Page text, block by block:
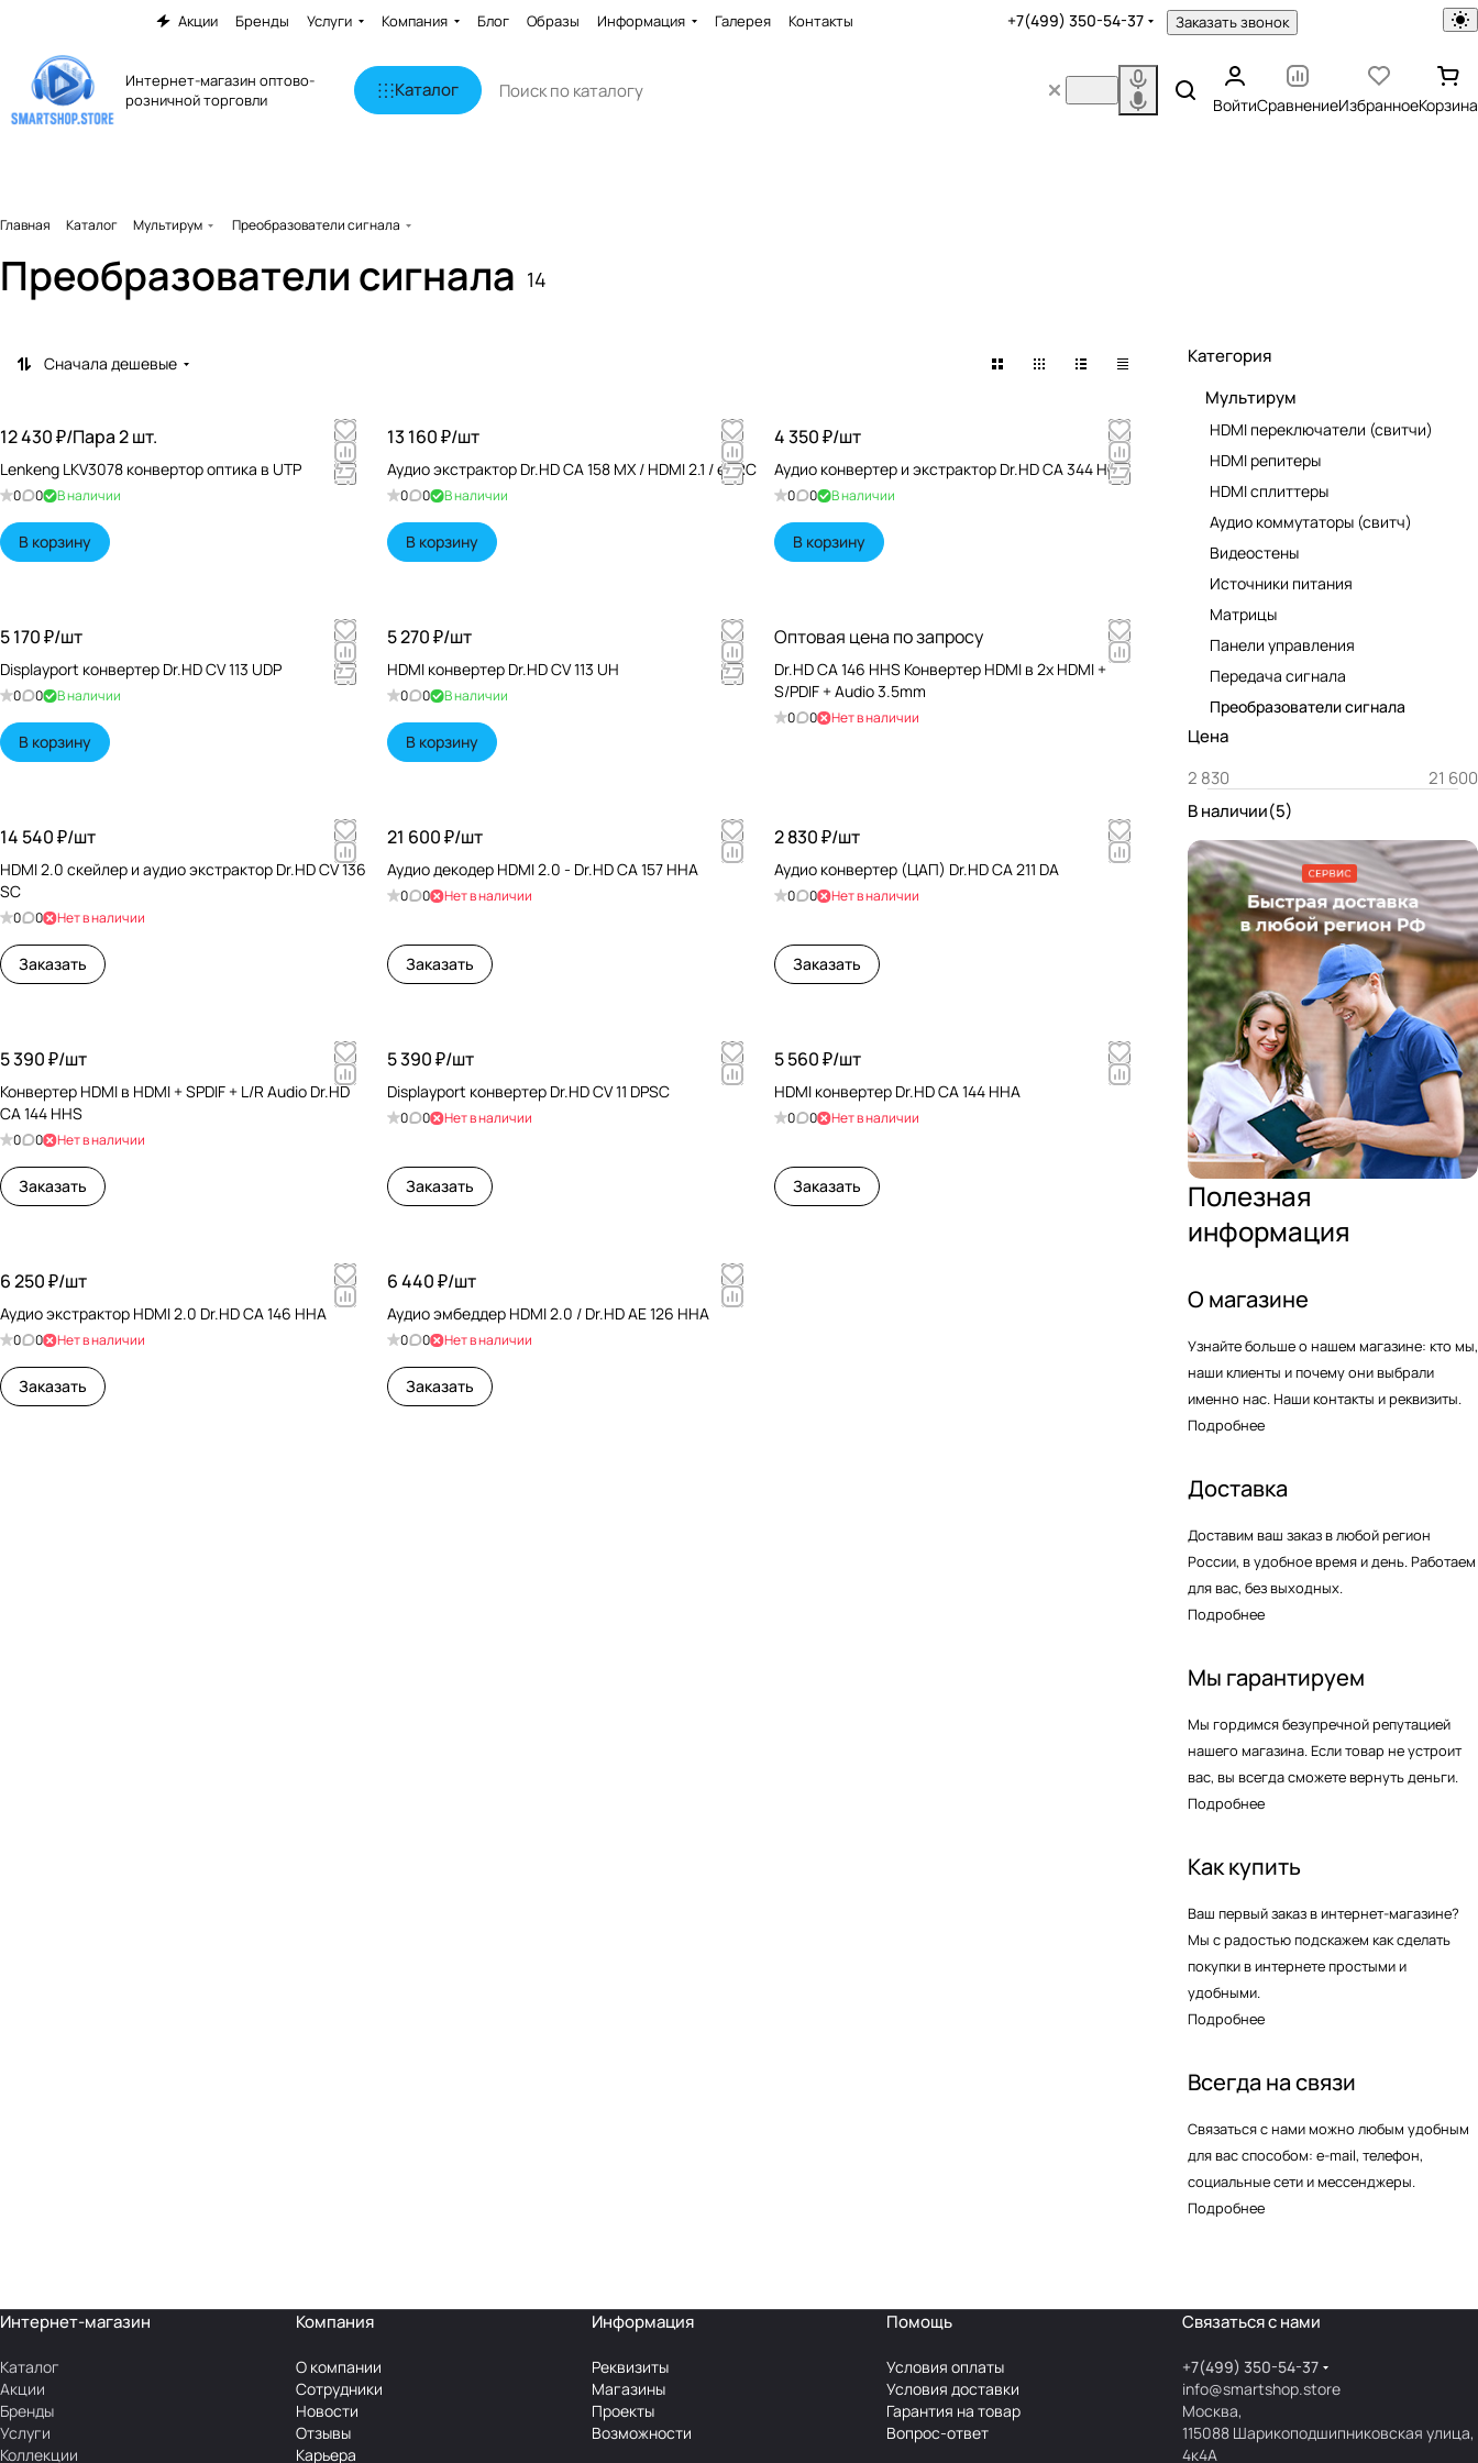
Акции Бренды Услуги Компания Блог Образы Информация Галерея Контакты +7(499) 350-54-37 Заказать звонок
Интернет-магазин оптово-
розничной торговли
Каталог
ВойтиСравнениеИзбранноеКорзина
Главная Каталог Мультирум Преобразователи сигнала
Преобразователи сигнала 14
Сначала дешевые
12 430 ₽/Пара 2 шт.
Lenkeng LKV3078 конвертор оптика в UTP
0 0 В наличии
В корзину
13 160 ₽/шт
Аудио экстрактор Dr.HD CA 158 MX / HDMI 2.1 / eARC
0 0 В наличии
В корзину
4 350 ₽/шт
Аудио конвертер и экстрактор Dr.HD CA 344 HCT
0 0 В наличии
В корзину
5 170 ₽/шт
Displayport конвертер Dr.HD CV 113 UDP
0 0 В наличии
В корзину
5 270 ₽/шт
HDMI конвертер Dr.HD CV 113 UH
0 0 В наличии
В корзину
Оптовая цена по запросу
Dr.HD CA 146 HHS Конвертер HDMI в 2x HDMI +
S/PDIF + Audio 3.5mm
0 0 Нет в наличии
14 540 ₽/шт
HDMI 2.0 скейлер и аудио экстрактор Dr.HD CV 136
SC
0 0 Нет в наличии
Заказать
21 600 ₽/шт
Аудио декодер HDMI 2.0 - Dr.HD CA 157 HHA
0 0 Нет в наличии
Заказать
2 830 ₽/шт
Аудио конвертер (ЦАП) Dr.HD CA 211 DA
0 0 Нет в наличии
Заказать
5 390 ₽/шт
Конвертер HDMI в HDMI + SPDIF + L/R Audio Dr.HD
CA 144 HHS
0 0 Нет в наличии
Заказать
5 390 ₽/шт
Displayport конвертер Dr.HD CV 11 DPSC
0 0 Нет в наличии
Заказать
5 560 ₽/шт
HDMI конвертер Dr.HD CA 144 HHA
0 0 Нет в наличии
Заказать
6 250 ₽/шт
Аудио экстрактор HDMI 2.0 Dr.HD CA 146 HHA
0 0 Нет в наличии
Заказать
6 440 ₽/шт
Аудио эмбеддер HDMI 2.0 / Dr.HD AE 126 HHA
0 0 Нет в наличии
Заказать
Категория
Мультирум
HDMI переключатели (свитчи)
HDMI репитеры
HDMI сплиттеры
Аудио коммутаторы (свитч)
Видеостены
Источники питания
Матрицы
Панели управления
Передача сигнала
Преобразователи сигнала
Цена
В наличии(5)
Полезная
информация
О магазине
Узнайте больше о нашем магазине: кто мы,
наши клиенты и почему они выбрали
именно нас. Наши контакты и реквизиты.
Подробнее
Доставка
Доставим ваш заказ в любой регион
России, в удобное время и день. Работаем
для вас, без выходных.
Подробнее
Мы гарантируем
Мы гордимся безупречной репутацией
нашего магазина. Если товар не устроит
вас, вы всегда сможете вернуть деньги.
Подробнее
Как купить
Ваш первый заказ в интернет-магазине?
Мы с радостью подскажем как сделать
покупки в интернете простыми и
удобными.
Подробнее
Всегда на связи
Связаться с нами можно любым удобным
для вас способом: e-mail, телефон,
социальные сети и мессенджеры.
Подробнее
Интернет-магазин
Каталог
Акции
Бренды
Услуги
Коллекции
Компания
О компании
Сотрудники
Новости
Отзывы
Карьера
Информация
Реквизиты
Магазины
Проекты
Возможности
Помощь
Условия оплаты
Условия доставки
Гарантия на товар
Вопрос-ответ
Связаться с нами
+7(499) 350-54-37
info@smartshop.store
Москва,
115088 Шарикоподшипниковская улица,
4к4А